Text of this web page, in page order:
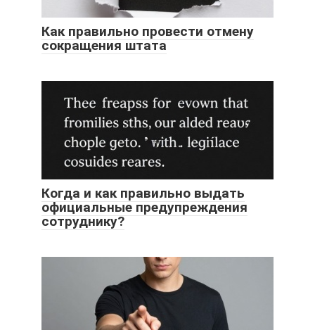
Как правильно провести отмену
сокращения штата
Когда и как правильно выдать
официальные предупреждения
сотруднику?